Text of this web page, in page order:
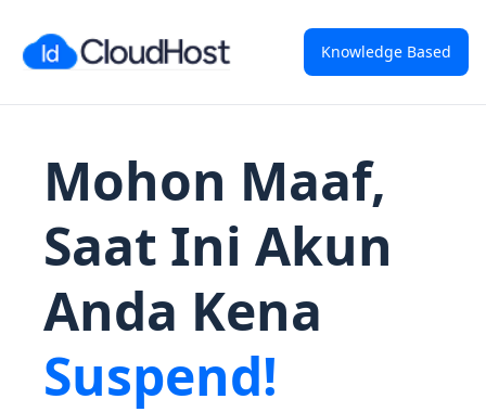
Knowledge Based
Mohon Maaf,
Saat Ini Akun
Anda Kena
Suspend!